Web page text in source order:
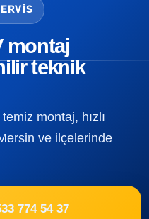
montaj
teknik
montaj, hızlı
ve ilçelerinde
774 54 37